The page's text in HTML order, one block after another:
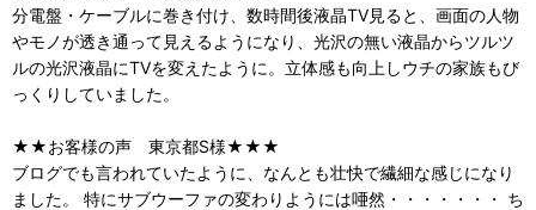
分電盤・ケーブルに巻き付け、数時間後液晶TV見ると、画面の人物
やモノが透き通って見えるようになり、光沢の無い液晶からツルツ
ルの光沢液晶にTVを変えたように。立体感も向上しウチの家族もび
っくりしていました。
★★お客様の声 東京都S様★★★
ブログでも言われていたように、なんとも壮快で繊細な感じになり
ました。 特にサブウーファの変わりようには唖然・・・・・・・ ち